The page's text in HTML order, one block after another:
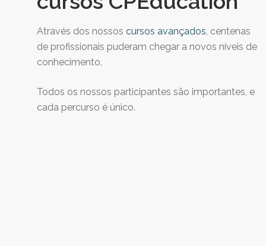
Através dos nossos cursos avançados, centenas
de profissionais puderam chegar a novos níveis de
conhecimento.
Todos os nossos participantes são importantes, e
cada percurso é único.
Palma pela organização.”
Rebuli